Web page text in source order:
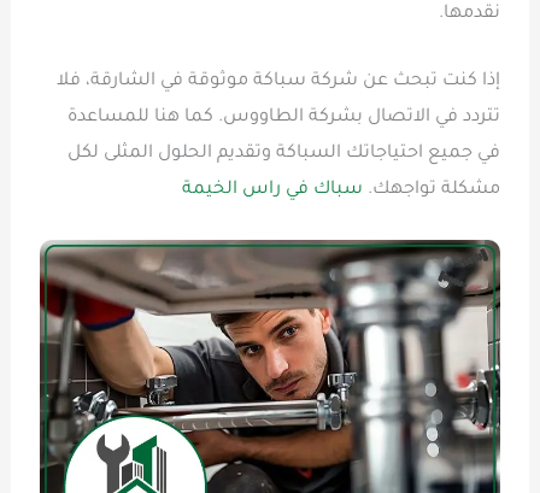
نقدمها.
إذا كنت تبحث عن شركة سباكة موثوقة في الشارقة، فلا
تتردد في الاتصال بشركة الطاووس. كما هنا للمساعدة
في جميع احتياجاتك السباكة وتقديم الحلول المثلى لكل
مشكلة تواجهك. سباك في راس الخيمة